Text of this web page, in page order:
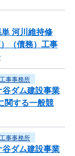
単 河川維持修
（債務）工事
事事務所
谷ダム建設事業
関する一般競
事事務所
谷ダム建設事業